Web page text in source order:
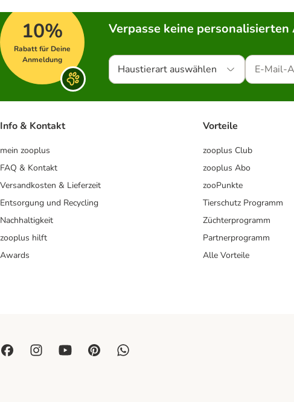
10%
Rabatt für Deine
Anmeldung
Verpasse keine
Haustierart auswählen
Info & Kontakt
mein zooplus
FAQ & Kontakt
Versandkosten & Lieferzeit
Entsorgung und Recycling
Nachhaltigkeit
zooplus hilft
Awards
Vorteile
zooplus Club
zooplus Abo
zooPunkte
Tierschutz Programm
Züchterprogramm
Partnerprogramm
Alle Vorteile